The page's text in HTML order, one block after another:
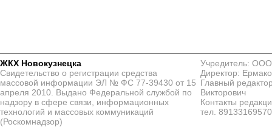
ЖКХ Новокузнецка
Свидетельство о регистрации средства
массовой информации ЭЛ № ФС 77-39430 от 15
апреля 2010. Выдано Федеральной службой по
надзору в сфере связи, информационных
технологий и массовых коммуникаций
(Роскомнадзор)
Учредитель:
Директор:
Главный
Викторович
Контакты
тел. 89133169570